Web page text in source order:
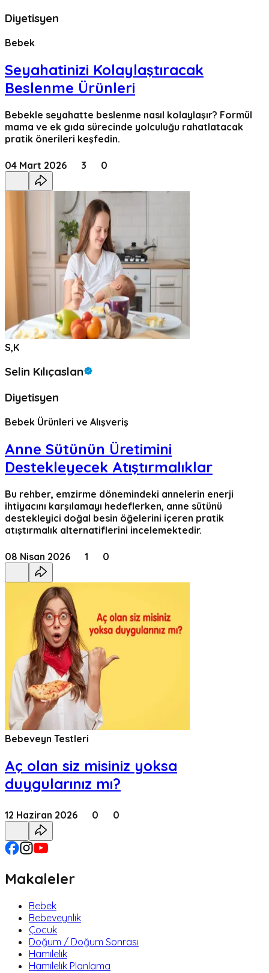
Diyetisyen
Bebek
Seyahatinizi Kolaylaştıracak
Beslenme Ürünleri
Bebekle seyahatte beslenme nasıl kolaylaşır? Formül
mama ve ek gıda sürecinde yolculuğu rahatlatacak
pratik önerileri keşfedin.
04 Mart 2026 3 0
S,K
Selin Kılıçaslan
Diyetisyen
Bebek Ürünleri ve Alışveriş
Anne Sütünün Üretimini
Destekleyecek Atıştırmalıklar
Bu rehber, emzirme dönemindeki annelerin enerji
ihtiyacını karşılamayı hedeflerken, anne sütünü
destekleyici doğal besin öğelerini içeren pratik
atıştırmalık alternatiflerini incelemektedir.
08 Nisan 2026 1 0
Bebeveyn Testleri
Aç olan siz misiniz yoksa
duygularınız mı?
12 Haziran 2026 0 0
Makaleler
Bebek
Bebeveynlik
Çocuk
Doğum / Doğum Sonrası
Hamilelik
Hamilelik Planlama